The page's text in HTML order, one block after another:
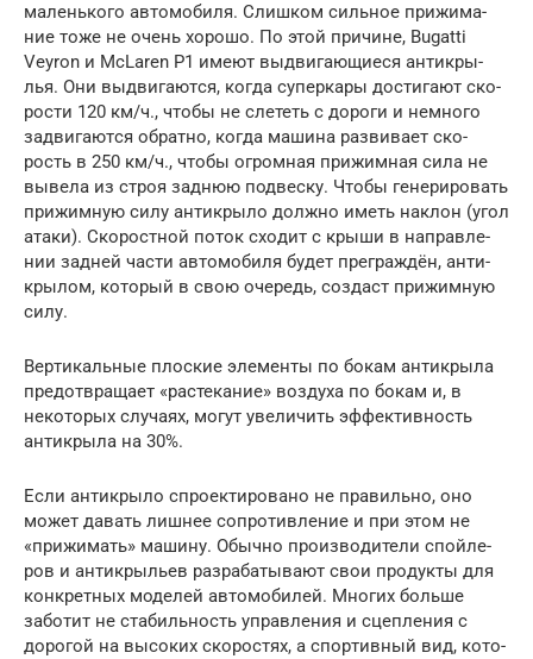
малень­ко­го авто­мо­би­ля. Слиш­ком силь­ное при­жи­ма­
ние тоже не очень хоро­шо. По этой при­чине, Bugatti
Veyron и McLaren P1 име­ют выдви­га­ю­щи­е­ся анти­кры­
лья. Они выдви­га­ют­ся, когда супер­ка­ры дости­га­ют ско­
ро­сти 120 км/ч., что­бы не сле­теть с доро­ги и немно­го
задви­га­ют­ся обрат­но, когда маши­на раз­ви­ва­ет ско­
рость в 250 км/ч., что­бы огром­ная при­жим­ная сила не
выве­ла из строя зад­нюю под­вес­ку. Что­бы гене­ри­ро­вать
при­жим­ную силу анти­кры­ло долж­но иметь наклон (угол
ата­ки). Ско­рост­ной поток схо­дит с кры­ши в направ­ле­
нии зад­ней части авто­мо­би­ля будет пре­граж­дён, анти­
кры­лом, кото­рый в свою оче­редь, создаст при­жим­ную
силу.
Вер­ти­каль­ные плос­кие эле­мен­ты по бокам анти­кры­ла
предот­вра­ща­ет «рас­те­ка­ние» воз­ду­ха по бокам и, в
неко­то­рых слу­ча­ях, могут уве­ли­чить эффек­тив­ность
анти­кры­ла на 30%.
Если анти­кры­ло спро­ек­ти­ро­ва­но не пра­виль­но, оно
может давать лиш­нее сопро­тив­ле­ние и при этом не
«при­жи­мать» маши­ну. Обыч­но про­из­во­ди­те­ли спой­ле­
ров и анти­кры­льев раз­ра­ба­ты­ва­ют свои про­дук­ты для
кон­крет­ных моде­лей авто­мо­би­лей. Мно­гих боль­ше
забо­тит не ста­биль­ность управ­ле­ния и сцеп­ле­ния с
доро­гой на высо­ких ско­ро­стях, а спор­тив­ный вид, кото­